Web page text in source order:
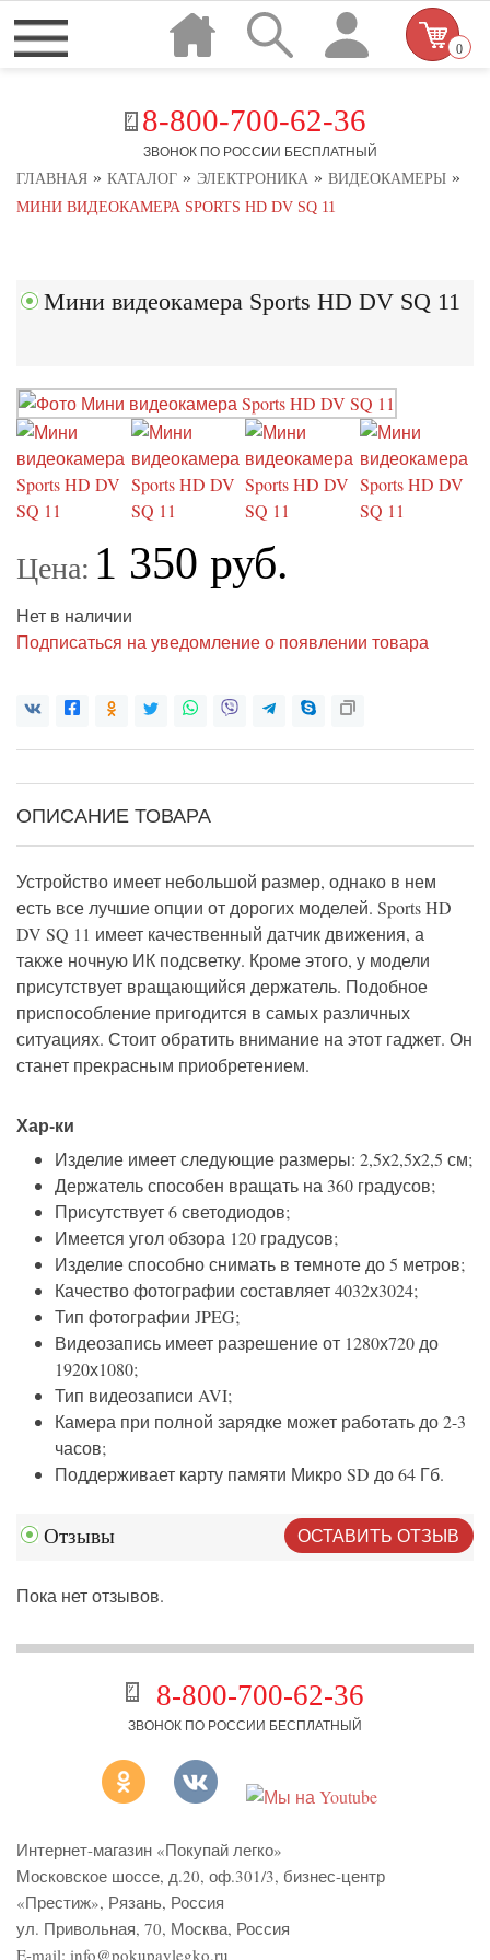
8-800-700-62-36
ЗВОНОК ПО РОССИИ БЕСПЛАТНЫЙ
0
ГЛАВНАЯ » КАТАЛОГ » ЭЛЕКТРОНИКА » ВИДЕОКАМЕРЫ »
МИНИ ВИДЕОКАМЕРА SPORTS HD DV SQ 11
Мини видеокамера Sports HD DV SQ 11
Цена: 1 350 руб.
Нет в наличии
Подписаться на уведомление о появлении товара
ОПИСАНИЕ ТОВАРА
Устройство имеет небольшой размер, однако в нем
есть все лучшие опции от дорогих моделей. Sports HD
DV SQ 11 имеет качественный датчик движения, а
также ночную ИК подсветку. Кроме этого, у модели
присутствует вращающийся держатель. Подобное
приспособление пригодится в самых различных
ситуациях. Стоит обратить внимание на этот гаджет. Он
станет прекрасным приобретением.
Хар-ки
Изделие имеет следующие размеры: 2,5х2,5х2,5 см;
Держатель способен вращать на 360 градусов;
Присутствует 6 светодиодов;
Имеется угол обзора 120 градусов;
Изделие способно снимать в темноте до 5 метров;
Качество фотографии составляет 4032х3024;
Тип фотографии JPEG;
Видеозапись имеет разрешение от 1280х720 до
1920х1080;
Тип видеозаписи AVI;
Камера при полной зарядке может работать до 2-3
часов;
Поддерживает карту памяти Микро SD до 64 Гб.
Отзывы ОСТАВИТЬ ОТЗЫВ
Пока нет отзывов.
8-800-700-62-36
ЗВОНОК ПО РОССИИ БЕСПЛАТНЫЙ
Интернет-магазин «Покупай легко»
Московское шоссе, д.20, оф.301/3, бизнес-центр
«Престиж», Рязань, Россия
ул. Привольная, 70, Москва, Россия
E-mail: info@pokupaylegko.ru